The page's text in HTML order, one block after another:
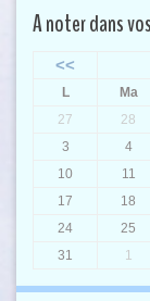
A noter dans
<<
L Ma
27
28
3
4
10
11
17
18
24
25
31
1